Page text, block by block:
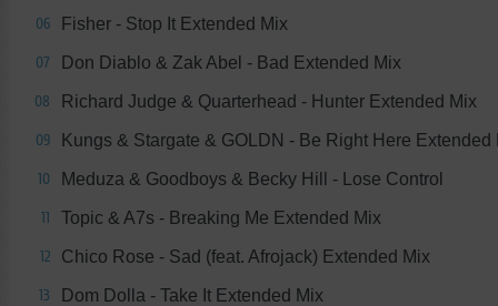
06 Fisher - Stop It Extended Mix
07 Don Diablo & Zak Abel - Bad Extended Mix
08 Richard Judge & Quarterhead - Hunter Extended Mix
09 Kungs & Stargate & GOLDN - Be Right Here Extended
10 Meduza & Goodboys & Becky Hill - Lose Control
11 Topic & A7s - Breaking Me Extended Mix
12 Chico Rose - Sad (feat. Afrojack) Extended Mix
13 Dom Dolla - Take It Extended Mix